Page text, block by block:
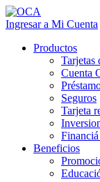
Ingresar a Mi Cuenta
Productos
Tarjetas
Cuenta
Seguros
Tarjeta
Beneficios